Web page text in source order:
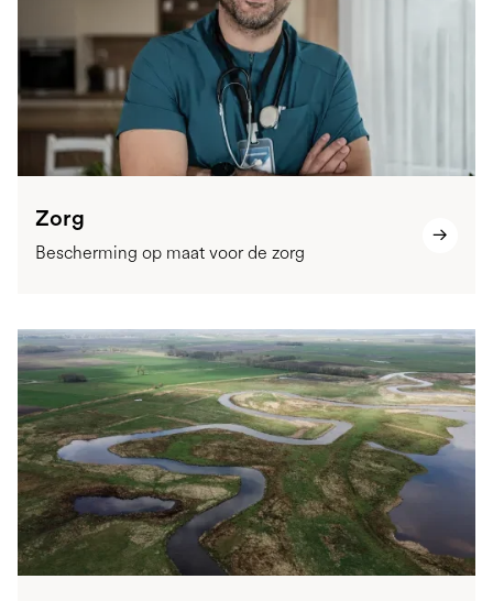
Zorg
Bescherming op maat voor de zorg